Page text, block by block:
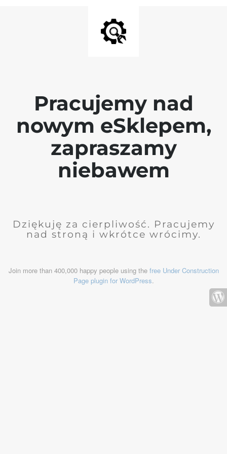
Pracujemy nad
nowym eSklepem,
zapraszamy
niebawem
Dziękuję za cierpliwość. Pracujemy
nad stroną i wkrótce wrócimy.
Join more than 400,000 happy people using the free Under Construction
Page plugin for WordPress.